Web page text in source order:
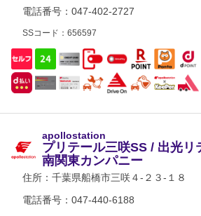
電話番号：047-402-2727
SSコード：656597
apollostation
プリテール三咲SS / 出光リ
南関東カンパニー
住所： 千葉県船橋市三咲４-２３-１８
電話番号：047-440-6188